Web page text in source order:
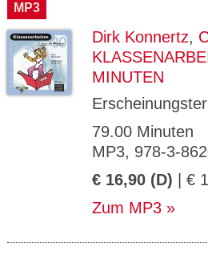
MP3
Dirk Konnertz,
MINUTEN
79.00 Minuten
MP3, 978-3-
€ 16,90 (D) | €
Zum MP3